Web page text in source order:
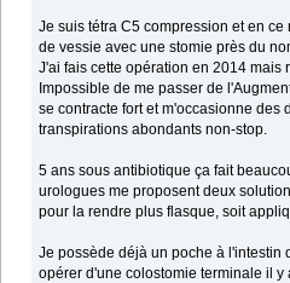
Je suis tétra C5 compression et en
de vessie avec une stomie près du
J'ai fais cette opération en 2014 mais
Impossible de me passer de
se contracte fort et m'occasionne des
transpirations abondants non-stop.
5 ans sous antibiotique ça fait
urologues me proposent deux
pour la rendre plus flasque, soit
Je possède déjà un poche à l'intestin
opérer d'une colostomie terminale il